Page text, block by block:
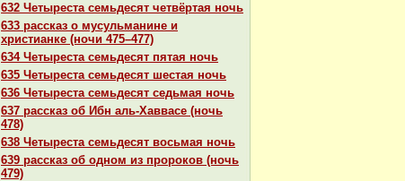
632 Четыреста семьдесят четвёртая ночь
633 paссказ о мусульманине и
христианке (ночи 475–477)
634 Четыреста семьдесят пятая ночь
635 Четыреста семьдесят шестая ночь
636 Четыреста семьдесят седьмая ночь
637 paссказ об Ибн аль-Хаввасе (ночь
478)
638 Четыреста семьдесят восьмая ночь
639 paссказ об одном из пророкoв (ночь
479)